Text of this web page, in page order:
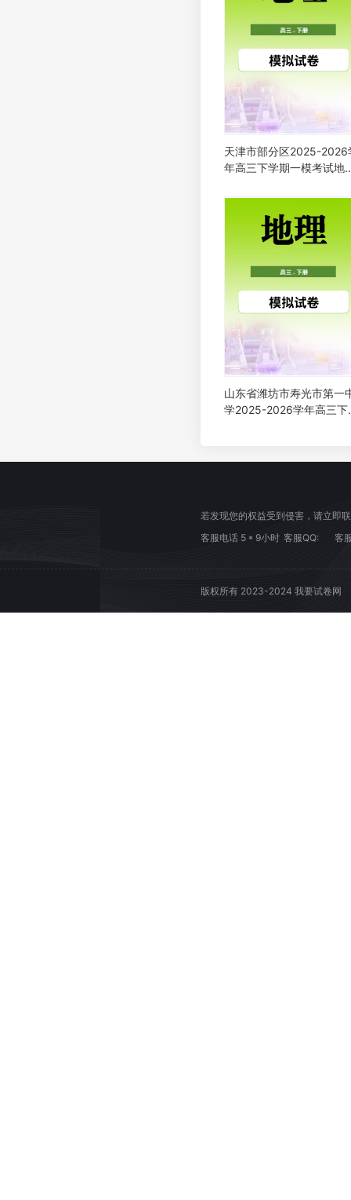
天津市部分区2025-2026
年高三下学期一模考试地
山东省潍坊市寿光市第一
学2025-2026学年高三下
若发现您的权益受到侵害，请立即
客服电话 5 * 9小时 客服QQ: 客
版权所有 2023-2024 我要试卷网